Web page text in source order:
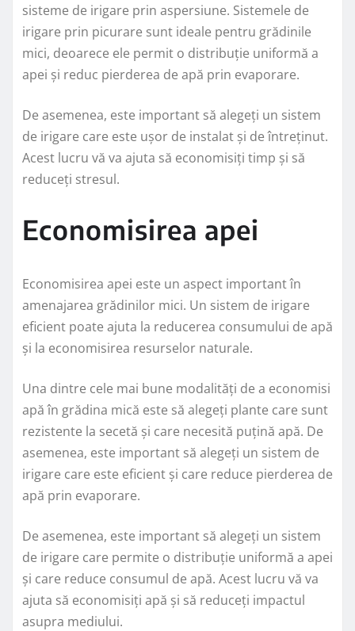
sisteme de irigare prin aspersiune. Sistemele de
irigare prin picurare sunt ideale pentru grădinile
mici, deoarece ele permit o distribuție uniformă a
apei și reduc pierderea de apă prin evaporare.
De asemenea, este important să alegeți un sistem
de irigare care este ușor de instalat și de întreținut.
Acest lucru vă va ajuta să economisiți timp și să
reduceți stresul.
Economisirea apei
Economisirea apei este un aspect important în
amenajarea grădinilor mici. Un sistem de irigare
eficient poate ajuta la reducerea consumului de apă
și la economisirea resurselor naturale.
Una dintre cele mai bune modalități de a economisi
apă în grădina mică este să alegeți plante care sunt
rezistente la secetă și care necesită puțină apă. De
asemenea, este important să alegeți un sistem de
irigare care este eficient și care reduce pierderea de
apă prin evaporare.
De asemenea, este important să alegeți un sistem
de irigare care permite o distribuție uniformă a apei
și care reduce consumul de apă. Acest lucru vă va
ajuta să economisiți apă și să reduceți impactul
asupra mediului.